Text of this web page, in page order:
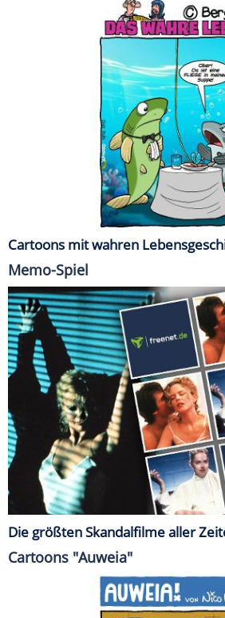
Cartoons mit wahren
Memo-Spiel
Die größten Skandalfilme aller
Cartoons "Auweia"